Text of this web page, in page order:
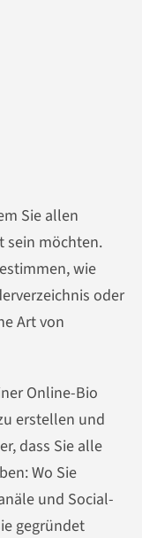
Sie allen
sein möchten.
wie
oder
Art von
Online-Bio
erstellen und
dass Sie alle
Wo Sie
und Social-
gegründet